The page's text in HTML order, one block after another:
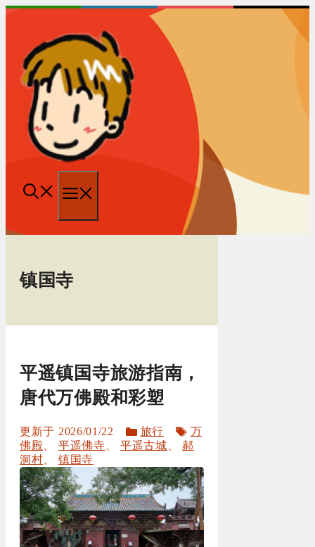
跳
单
镇国寺
平遥镇国寺旅游指南，
唐代万佛殿和彩塑
2026/01/22
分
类
旅行
标
签
万
佛殿
平遥佛寺 、平遥古城 、郝
洞村
镇国寺